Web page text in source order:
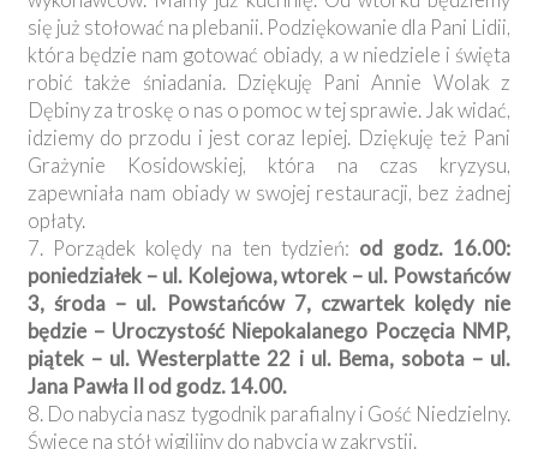
się już stołować na plebanii. Podziękowanie dla Pani Lidii,
która będzie nam gotować obiady, a w niedziele i święta
robić także śniadania. Dziękuję Pani Annie Wolak z
Dębiny za troskę o nas o pomoc w tej sprawie. Jak widać,
idziemy do przodu i jest coraz lepiej. Dziękuję też Pani
Grażynie Kosidowskiej, która na czas kryzysu,
zapewniała nam obiady w swojej restauracji, bez żadnej
opłaty.
7. Porządek kolędy na ten tydzień: od godz. 16.00:
poniedziałek – ul. Kolejowa, wtorek – ul. Powstańców
3, środa – ul. Powstańców 7, czwartek kolędy nie
będzie – Uroczystość Niepokalanego Poczęcia NMP,
piątek – ul. Westerplatte 22 i ul. Bema, sobota – ul.
Jana Pawła II od godz. 14.00.
8. Do nabycia nasz tygodnik parafialny i Gość Niedzielny.
Świece na stół wigilijny do nabycia w zakrystii.